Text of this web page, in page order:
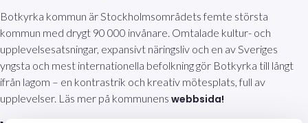
Botkyrka kommun är Stockholmsområdets femte största
kommun med drygt 90 000 invånare. Omtalade kultur- och
upplevelsesatsningar, expansivt näringsliv och en av Sveriges
yngsta och mest internationella befolkning gör Botkyrka till långt
ifrån lagom – en kontrastrik och kreativ mötesplats, full av
upplevelser. Läs mer på kommunens webbsida!